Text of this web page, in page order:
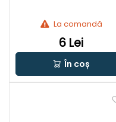
La comandă
6 Lei
În coș